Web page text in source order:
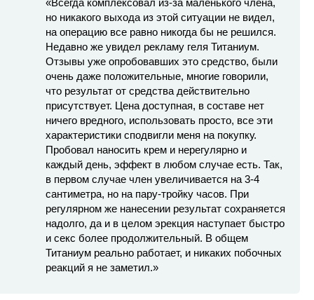
но никакого выхода из этой ситуации не видел,
на операцию все равно никогда бы не решился.
Недавно же увидел рекламу геля Титаниум.
Отзывы уже опробовавших это средство, были
очень даже положительные, многие говорили,
что результат от средства действительно
присутствует. Цена доступная, в составе нет
ничего вредного, использовать просто, все эти
характеристики сподвигли меня на покупку.
Пробовал наносить крем и нерегулярно и
каждый день, эффект в любом случае есть. Так,
в первом случае член увеличивается на 3-4
сантиметра, но на пару-тройку часов. При
регулярном же нанесении результат сохраняется
надолго, да и в целом эрекция наступает быстро
и секс более продолжительный. В общем
Титаниум реально работает, и никаких побочных
реакций я не заметил.»